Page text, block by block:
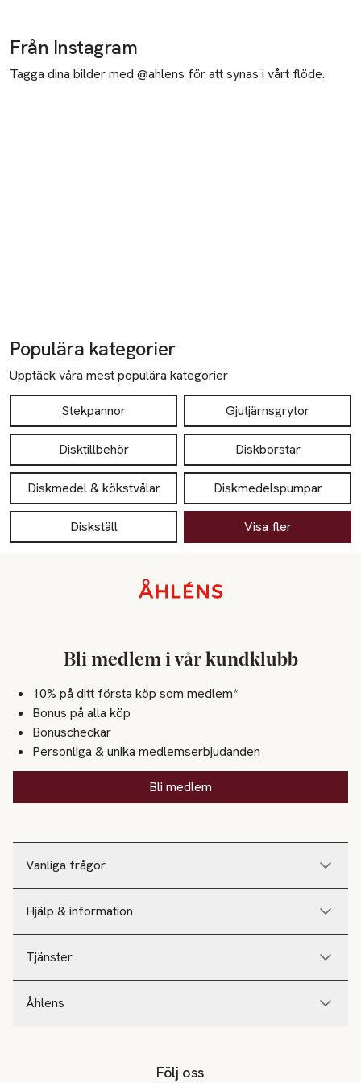
Från Instagram
Tagga dina bilder med @ahlens för att synas i vårt flöde.
Populära kategorier
Upptäck våra mest populära kategorier
Stekpannor Gjutjärnsgrytor
Disktillbehör Diskborstar
Diskmedel & kökstvålar Diskmedelspumpar
Diskställ Visa fler
Vanliga frågor
Hjälp & information
Tjänster
Åhlens
Bli medlem i vår kundklubb
10% på ditt första köp som medlem*
Bonus på alla köp
Bonuscheckar
Personliga & unika medlemserbjudanden
Bli medlem
Följ oss